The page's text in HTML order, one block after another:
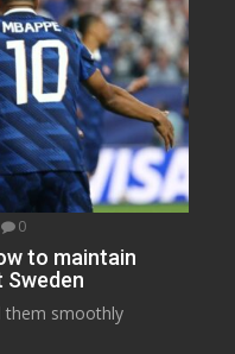
0
to maintain
them smoothly